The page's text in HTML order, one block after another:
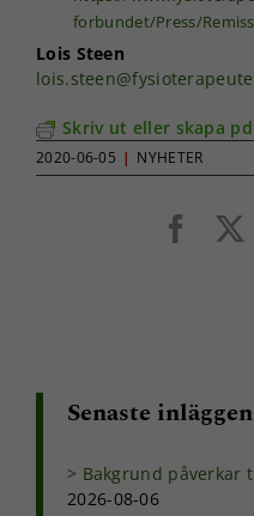
forbundet/Press/
Lois Steen
Skriv ut eller skapa
2020-06-05 | NYHETER
Senaste inläggen
Bakgrund påverkar
2026-08-06